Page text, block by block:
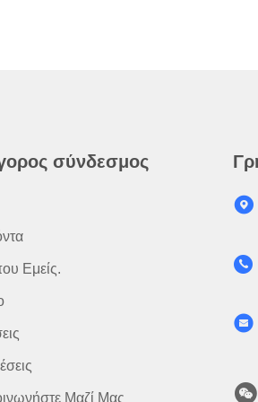
σύνδεσμος
Εμείς.
Μαζί Μας